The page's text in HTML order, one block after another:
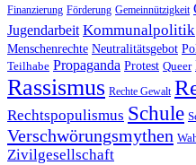
Finanzierung Förderung Gemeinnützigkeit
Jugendarbeit Kommunalpolitik
Menschenrechte Neutralitätsgebot
Teilhabe Propaganda Protest Queer
Rassismus Rechte Gewalt
Rechtspopulismus Schule
Verschwörungsmythen
Zivilgesellschaft